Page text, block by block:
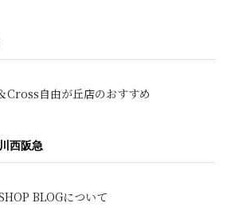
Cross自由が丘店のおすすめ
西阪急
BLOGについて